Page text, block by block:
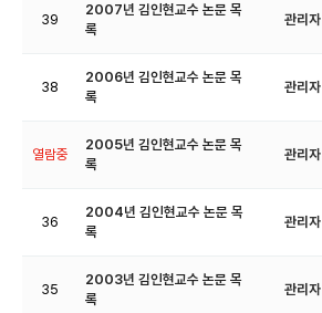
39
2007년 김인현교수 논문 목
록
관리자
38
2006년 김인현교수 논문 목
록
관리자
열람중
2005년 김인현교수 논문 목
록
관리자
36
2004년 김인현교수 논문 목
록
관리자
35
2003년 김인현교수 논문 목
록
관리자